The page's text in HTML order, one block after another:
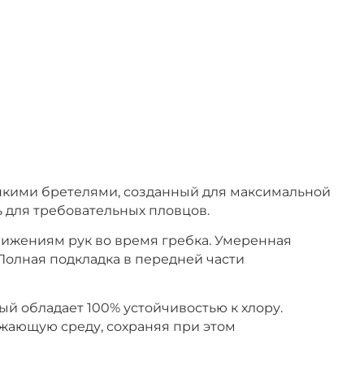
бретелями, созданный для максимальной
требовательных пловцов.
рук во время гребка. Умеренная
подкладка в передней части
обладает 100% устойчивостью к хлору.
среду, сохраняя при этом